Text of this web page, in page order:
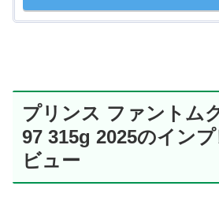
プリンス ファントム
97 315g 2025のイン
ビュー